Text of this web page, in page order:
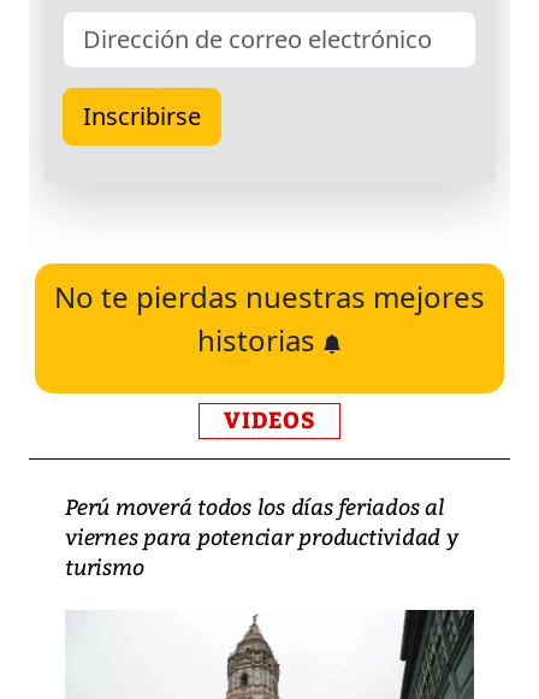
No te pierdas nuestras mejores
historias
VIDEOS
Perú moverá todos los días feriados al
viernes para potenciar productividad y
turismo